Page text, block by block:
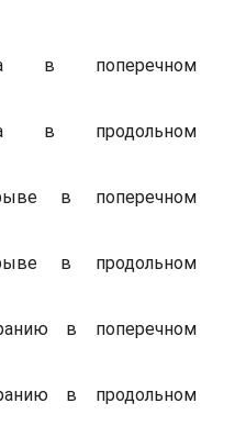
в поперечном
в продольном
в поперечном
в продольном
в поперечном
в продольном